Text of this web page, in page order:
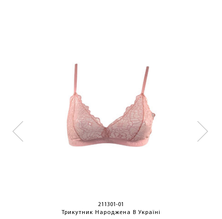
211301-01
Трикутник Народжена В Україні